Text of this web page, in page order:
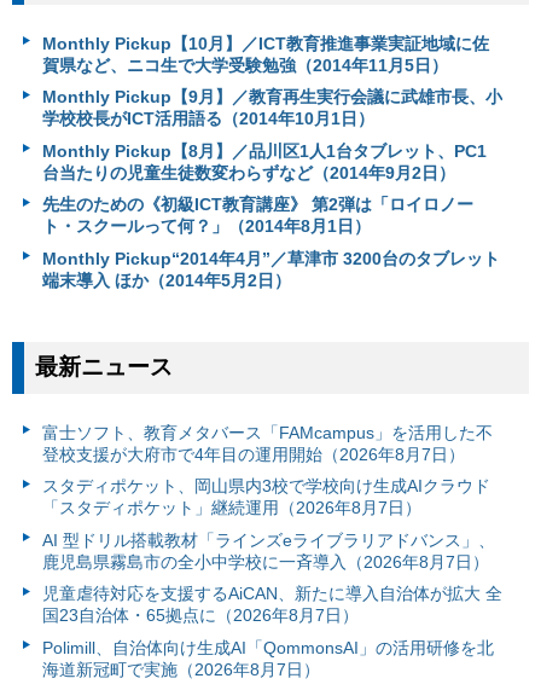
Monthly Pickup【10月】／ICT教育推進事業実証地域に佐
賀県など、ニコ生で大学受験勉強（2014年11月5日）
Monthly Pickup【9月】／教育再生実行会議に武雄市長、小
学校校長がICT活用語る（2014年10月1日）
Monthly Pickup【8月】／品川区1人1台タブレット、PC1
台当たりの児童生徒数変わらずなど（2014年9月2日）
先生のための《初級ICT教育講座》 第2弾は「ロイロノー
ト・スクールって何？」（2014年8月1日）
Monthly Pickup“2014年4月”／草津市 3200台のタブレット
端末導入 ほか（2014年5月2日）
最新ニュース
富⼠ソフト、教育メタバース「FAMcampus」を活用した不
登校支援が大府市で4年目の運用開始（2026年8月7日）
スタディポケット、岡山県内3校で学校向け生成AIクラウド
「スタディポケット」継続運用（2026年8月7日）
AI 型ドリル搭載教材「ラインズeライブラリアドバンス」、
鹿児島県霧島市の全小中学校に一斉導入（2026年8月7日）
児童虐待対応を支援するAiCAN、新たに導入自治体が拡大 全
国23自治体・65拠点に（2026年8月7日）
Polimill、自治体向け生成AI「QommonsAI」の活用研修を北
海道新冠町で実施（2026年8月7日）